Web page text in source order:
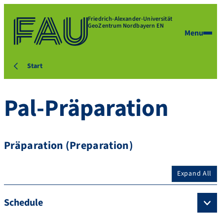
Friedrich-Alexander-Universität
GeoZentrum Nordbayern EN
Menu
Start
Pal-Präparation
Präparation (Preparation)
Expand All
Schedule